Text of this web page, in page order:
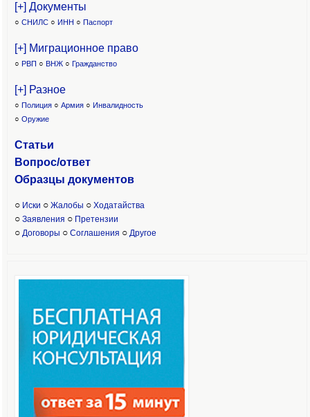
[+] Документы
○ СНИЛС ○ ИНН ○ Паспорт
[+] Миграционное право
○ РВП ○ ВНЖ ○ Гражданство
[+] Разное
○ Полиция ○ Армия ○ Инвалидность
○ Оружие
Статьи
Вопрос/ответ
Образцы документов
○ Иски ○ Жалобы ○ Ходатайства
○ Заявления ○ Претензии
○ Договоры ○ Соглашения ○ Другое